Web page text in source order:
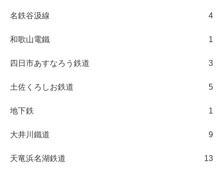
名鉄谷汲線 4
和歌山電鐵 1
四日市あすなろう鉄道 3
土佐くろしお鉄道 5
地下鉄 1
大井川鐵道 9
天竜浜名湖鉄道 13